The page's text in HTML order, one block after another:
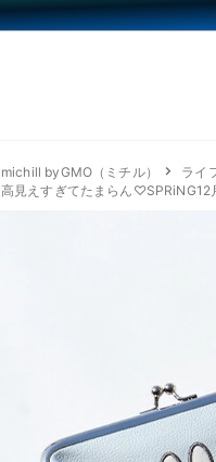
michill byGMO（ミチル）
ライ
高見えすぎてたまらん♡SPRiNG12